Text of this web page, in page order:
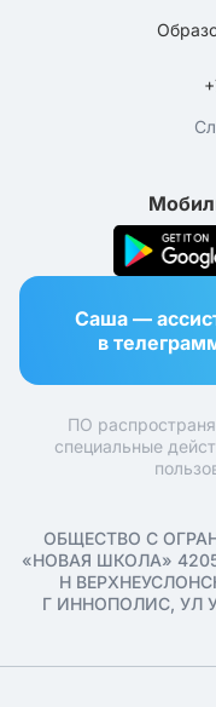
Саша —
в
ПО
специальные
ОБЩЕСТВО С
«НОВАЯ ШКОЛА»
Н
Г ИННОПОЛИС, УЛ